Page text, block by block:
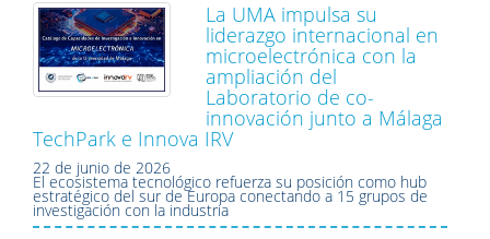
La UMA impulsa su
liderazgo internacional en
microelectrónica con la
ampliación del
Laboratorio de co-
innovación junto a Málaga
TechPark e Innova IRV
22 de junio de 2026
El ecosistema tecnológico refuerza su posición como hub
estratégico del sur de Europa conectando a 15 grupos de
investigación con la industria